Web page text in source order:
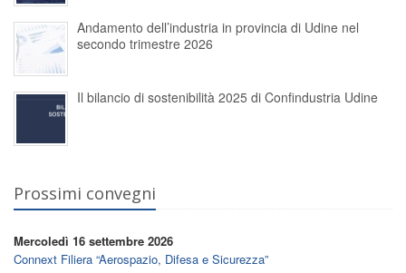
Andamento dell’industria in provincia di Udine nel
secondo trimestre 2026
Il bilancio di sostenibilità 2025 di Confindustria Udine
Prossimi convegni
Mercoledì 16 settembre 2026
Connext Filiera “Aerospazio, Difesa e Sicurezza”